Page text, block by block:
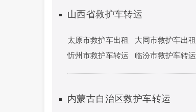
山西省救护车转运
太原市救护车出租 大同市救护车出租
忻州市救护车转运
临汾市救护车转运
内蒙古自治区救护车转运